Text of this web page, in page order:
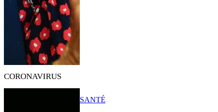
CORONAVIRUS
SANTÉ